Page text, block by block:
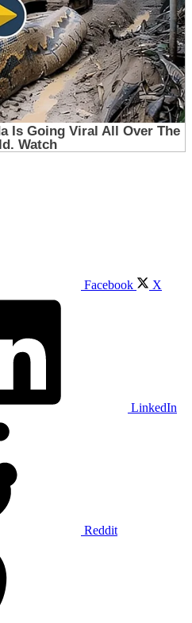
Facebook X
LinkedIn
Reddit